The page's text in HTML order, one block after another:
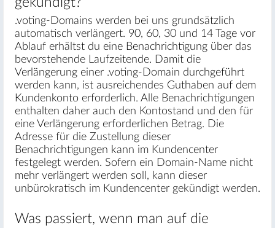
.voting-Domains werden bei uns grundsätzlich
automatisch verlängert. 90, 60, 30 und 14 Tage vor
Ablauf erhältst du eine Benachrichtigung über das
bevorstehende Laufzeitende. Damit die
Verlängerung einer .voting-Domain durchgeführt
werden kann, ist ausreichendes Guthaben auf dem
Kundenkonto erforderlich. Alle Benachrichtigungen
enthalten daher auch den Kontostand und den für
eine Verlängerung erforderlichen Betrag. Die
Adresse für die Zustellung dieser
Benachrichtigungen kann im Kundencenter
festgelegt werden. Sofern ein Domain-Name nicht
mehr verlängert werden soll, kann dieser
unbürokratisch im Kundencenter gekündigt werden.
Was passiert, wenn man auf die